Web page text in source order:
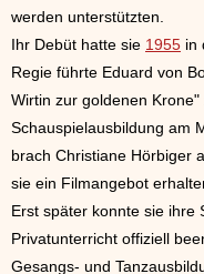
werden unterstützten.
Ihr Debüt hatte sie 1955 in
Regie führte Eduard von
Wirtin zur goldenen
Schauspielausbildung am
brach Christiane Hörbiger
sie ein Filmangebot
Erst später konnte sie ihre
Privatunterricht offiziell
Gesangs- und